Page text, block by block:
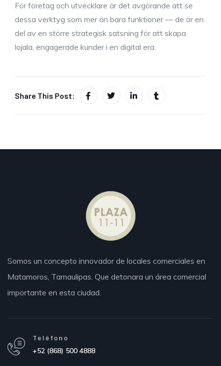
För företag och utvecklare är det avgörande att se
dessa verktyg som mer än bara funktioner — de är en
del av en större strategisk satsning för att skapa
lojala, engagerade kunder i en digital era.
Share This Post:
Somos un concepto innovador de locales comerciales en
Matamoros, Tamaulipas. Que detonara un área comercial
importante en esta ciudad.
Teléfono
+52 (868) 500 4888